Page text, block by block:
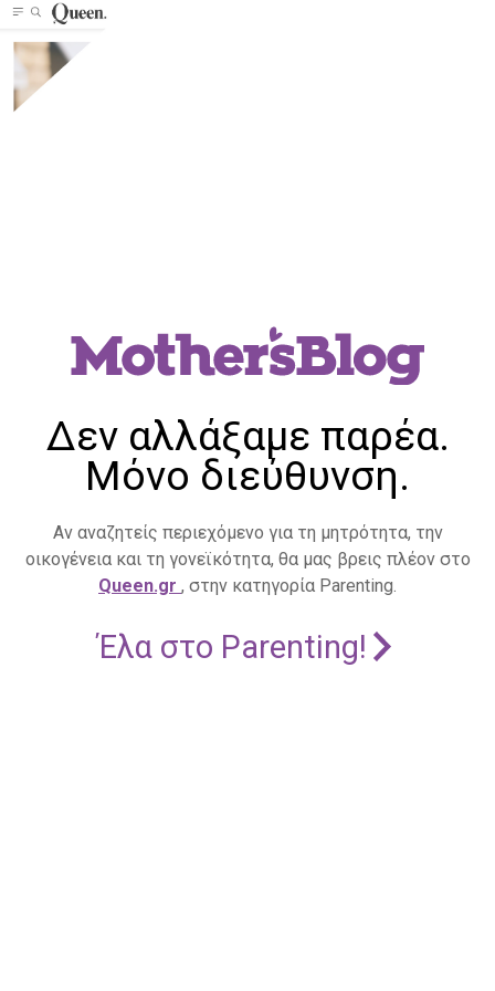
Δεν αλλάξαμε παρέα.
Μόνο διεύθυνση.
Αν αναζητείς περιεχόμενο για τη μητρότητα, την
οικογένεια και τη γονεϊκότητα, θα μας βρεις πλέον στο
Queen.gr , στην κατηγορία Parenting.
Έλα στο Parenting!